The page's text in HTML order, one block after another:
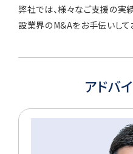
弊社では、様々なご支援の実
設業界のM&Aをお手伝いして
アドバ